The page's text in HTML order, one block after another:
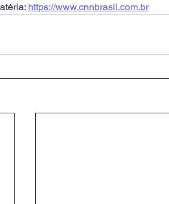
https://www.cnnbrasil.com.br